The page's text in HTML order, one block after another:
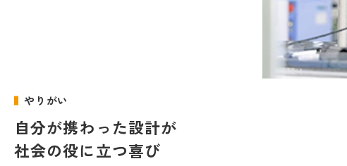
やりがい
自分が携わった設計が
社会の役に立つ喜び